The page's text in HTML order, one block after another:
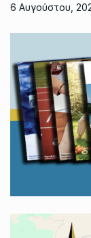
6 Αυγούστου,